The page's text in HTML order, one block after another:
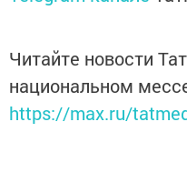
Читайте новости
национальном
https://max.ru/